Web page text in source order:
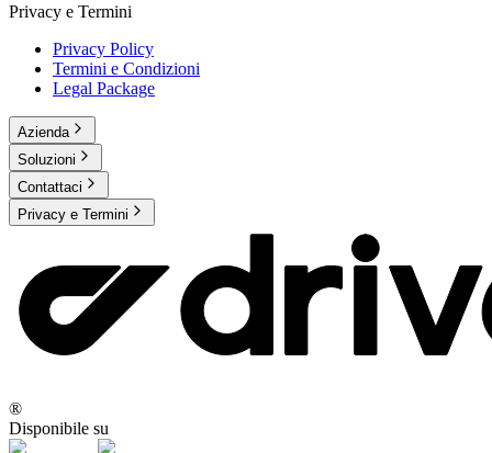
Privacy e Termini
Privacy Policy
Termini e Condizioni
Legal Package
Azienda
Soluzioni
Contattaci
Privacy e Termini
®
Disponibile su